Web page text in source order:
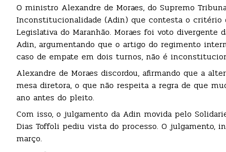
O ministro Alexandre de Moraes, do Supremo
Inconstitucionalidade (Adin) que contesta o critério
Legislativa do Maranhão. Moraes foi voto
Adin, argumentando que o artigo do regimento
caso de empate em dois turnos, não é
Alexandre de Moraes discordou, afirmando que a
mesa diretora, o que não respeita a regra de que
ano antes do pleito.
Com isso, o julgamento da Adin movida pelo
Dias Toffoli pediu vista do processo. O julgamento,
março.